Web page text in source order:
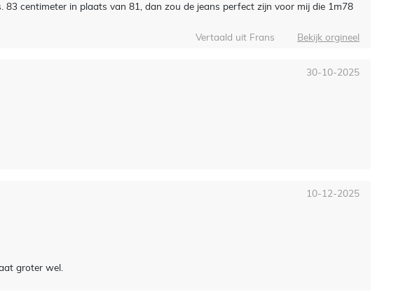
centimeter in plaats van 81, dan zou de jeans perfect zijn voor mij die 1m78
Vertaald uit Frans Bekijk orgineel
30-10-2025
groter wel.
10-12-2025